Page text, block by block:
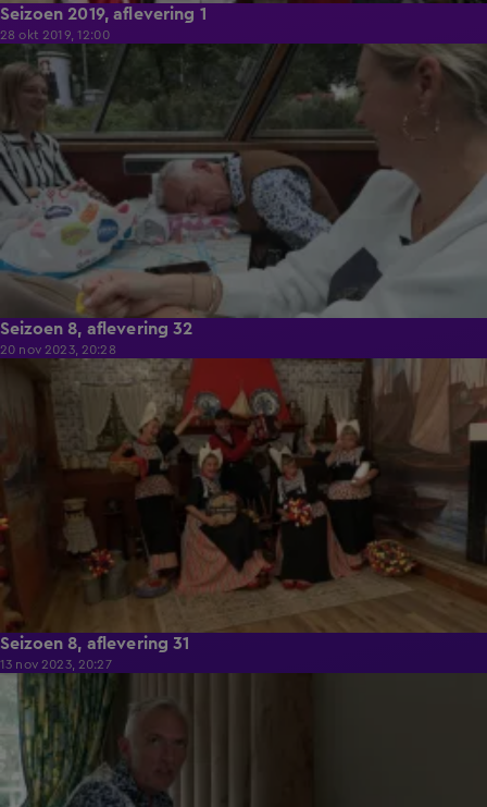
Seizoen 2019, aflevering 1
28 okt 2019, 12:00
41:36
Seizoen 8, aflevering 32
20 nov 2023, 20:28
Seizoen 8, aflevering 31
13 nov 2023, 20:27
40:24